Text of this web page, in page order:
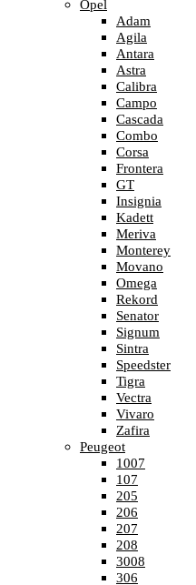
Opel
Adam
Agila
Antara
Astra
Calibra
Campo
Cascada
Combo
Corsa
Frontera
GT
Insignia
Kadett
Meriva
Monterey
Movano
Omega
Rekord
Senator
Signum
Sintra
Speedster
Tigra
Vectra
Vivaro
Zafira
Peugeot
1007
107
205
206
207
208
3008
306